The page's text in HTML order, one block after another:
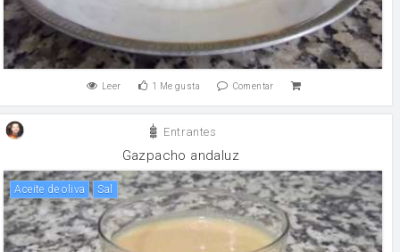
Leer 1 Me gusta Comentar
Entrantes
Gazpacho andaluz
aceite de oliva sal